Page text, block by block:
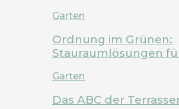
Garten
Ordnung im Grünen:
Stauraumlösungen
Garten
Das ABC der